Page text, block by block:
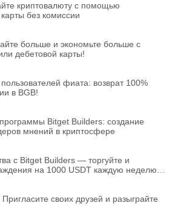
криптовалюту с помощью
без комиссии
больше и экономьте больше с
дебетовой карты!
фиата: возврат 100%
в BGB!
Bitget Builders: создание
мнений в криптосфере
с Bitget Builders — торгуйте и
на 1000 USDT каждую неделю
своих друзей и разыграйте